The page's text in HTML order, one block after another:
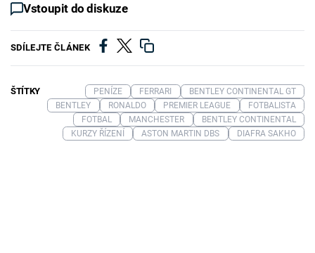
Vstoupit do diskuze
SDÍLEJTE ČLÁNEK
ŠTÍTKY PENÍZE FERRARI
BENTLEY CONTINENTAL GT
BENTLEY
RONALDO PREMIER LEAGUE
FOTBALISTA
FOTBAL
MANCHESTER
BENTLEY CONTINENTAL
KURZY ŘÍZENÍ
ASTON MARTIN DBS DIAFRA SAKHO